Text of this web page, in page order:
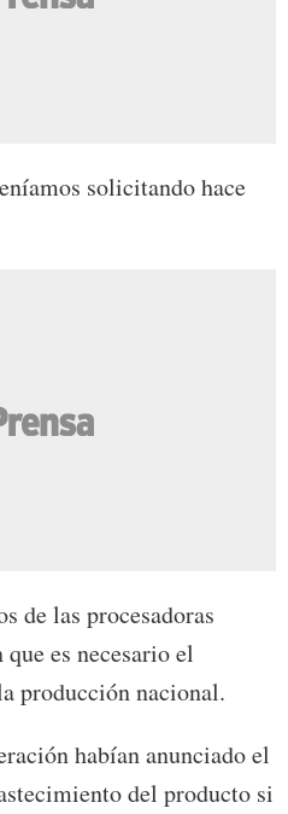
solicitando hace
de las procesadoras
es necesario el
producción nacional.
habían anunciado el
del producto si